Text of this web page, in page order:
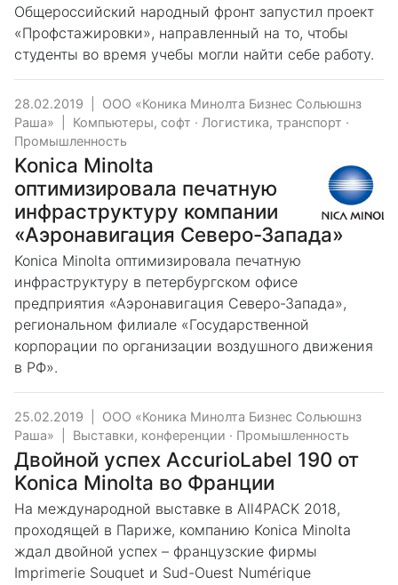
Общероссийский народный фронт запустил проект
«Профстажировки», направленный на то, чтобы
студенты во время учебы могли найти себе работу.
28.02.2019
ООО «Коника Минолта Бизнес Сольюшнз
Раша»
Компьютеры, софт · Логистика, транспорт ·
Промышленность
Konica Minolta
оптимизировала печатную
инфраструктуру компании
«Аэронавигация Северо-Запада»
Konica Minolta оптимизировала печатную
инфраструктуру в петербургском офисе
предприятия «Аэронавигация Северо-Запада»,
региональном филиале «Государственной
корпорации по организации воздушного движения
в РФ».
25.02.2019
ООО «Коника Минолта Бизнес Сольюшнз
Раша»
Выставки, конференции · Промышленность
Двойной успех AccurioLabel 190 от
Konica Minolta во Франции
На международной выставке в All4PACK 2018,
проходящей в Париже, компанию Konica Minolta
ждал двойной успех – французские фирмы
Imprimerie Souquet и Sud-Ouest Numérique